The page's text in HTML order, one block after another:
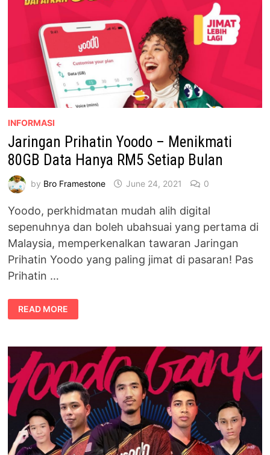
PRO
(PMPL)
MYSG
INFORMASI
Jaringan Prihatin Yoodo – Menikmati
80GB Data Hanya RM5 Setiap Bulan
by Bro Framestone June 24, 2021 0
Yoodo, perkhidmatan mudah alih digital
sepenuhnya dan boleh ubahsuai yang pertama di
Malaysia, memperkenalkan tawaran Jaringan
Prihatin Yoodo yang paling jimat di pasaran! Pas
Prihatin …
JARINGAN
PRIHATIN
YOODO
80GB
DATA
HANYA
RM5
SETIAP
BULAN
READ MORE